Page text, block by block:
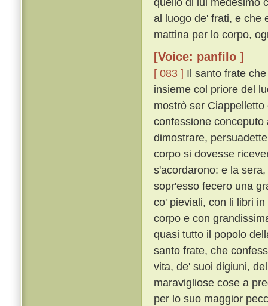
al luogo de' frati, e che
mattina per lo corpo,
[Voice: panfilo ]
[ 083 ] Il santo frate
insieme col priore del
mostrò ser
confessione
dimostrare,
corpo si dovesse
s'acordarono: e la
sopr'esso fecero una
co' pieviali, con li libri
corpo e con
quasi tutto il popolo
santo frate, che
vita, de' suoi digiuni,
maravigliose cose a
per lo suo maggior